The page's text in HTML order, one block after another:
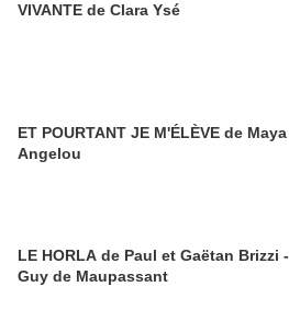
VIVANTE de Clara Ysé
ET POURTANT JE M'ÉLÈVE de Maya
Angelou
LE HORLA de Paul et Gaëtan Brizzi -
Guy de Maupassant